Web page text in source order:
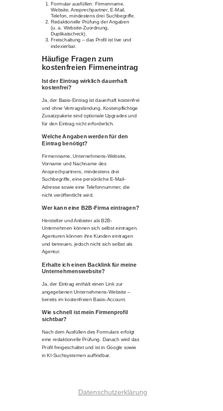
Datenschutzerklärung
Formular ausfüllen: Firmenname,
Website, Ansprechpartner, E-Mail,
Telefon, mindestens drei Suchbegriffe.
Redaktionelle Prüfung der Angaben
(u. a. Website-Zuordnung,
Duplikatscheck).
Freischaltung – das Profil ist live und
indexierbar.
Häufige Fragen zum
kostenfreien Firmeneintrag
Ist der Eintrag wirklich dauerhaft
kostenfrei?
Ja, der Basis-Eintrag ist dauerhaft kostenfrei
und ohne Vertragsbindung. Kostenpflichtige
Zusatzpakete sind optionale Upgrades und
für den Eintrag nicht erforderlich.
Welche Angaben werden für den
Eintrag benötigt?
Firmenname, Unternehmens-Website,
Vorname und Nachname des
Ansprechpartners, mindestens drei
Suchbegriffe, eine persönliche E-Mail-
Adresse sowie eine Telefonnummer, die
nicht veröffentlicht wird.
Wer kann eine B2B-Firma eintragen?
Hersteller und Anbieter als B2B-
Unternehmen können sich selbst eintragen.
Agenturen können ihre Kunden eintragen
und betreuen, jedoch nicht sich selbst als
Agentur.
Erhalte ich einen Backlink für meine
Unternehmenswebsite?
Ja, der Eintrag enthält einen Link zur
angegebenen Unternehmens-Website –
bereits im kostenfreien Basis-Account.
Wie schnell ist mein Firmenprofil
sichtbar?
Nach dem Ausfüllen des Formulars erfolgt
eine redaktionelle Prüfung. Danach wird das
Profil freigeschaltet und ist in Google sowie
in KI-Suchsystemen auffindbar.